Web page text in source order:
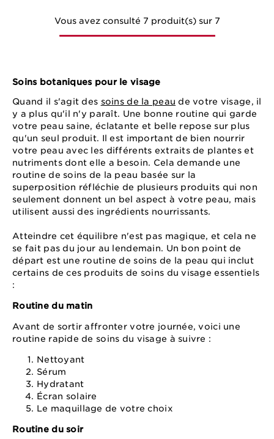
Vous avez consulté 7 produit(s) sur 7
Soins botaniques pour le visage
Quand il s'agit des soins de la peau de votre visage, il
y a plus qu'il n'y paraît. Une bonne routine qui garde
votre peau saine, éclatante et belle repose sur plus
qu'un seul produit. Il est important de bien nourrir
votre peau avec les différents extraits de plantes et
nutriments dont elle a besoin. Cela demande une
routine de soins de la peau basée sur la
superposition réfléchie de plusieurs produits qui non
seulement donnent un bel aspect à votre peau, mais
utilisent aussi des ingrédients nourrissants.
Atteindre cet équilibre n'est pas magique, et cela ne
se fait pas du jour au lendemain. Un bon point de
départ est une routine de soins de la peau qui inclut
certains de ces produits de soins du visage essentiels
:
Routine du matin
Avant de sortir affronter votre journée, voici une
routine rapide de soins du visage à suivre :
Nettoyant
Sérum
Hydratant
Écran solaire
Le maquillage de votre choix
Routine du soir